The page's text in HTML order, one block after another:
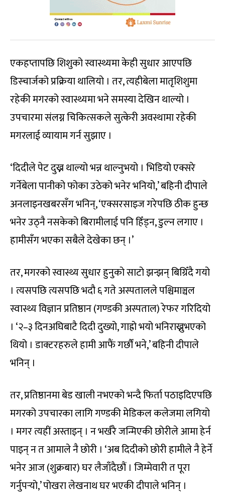
एकहप्तापछि शिशुको स्वास्थ्यमा केही सुधार आएपछि
डिस्चार्जको प्रक्रिया थालियो । तर, त्यहीबेला मातृशिशुमा
रहेकी मगरको स्वास्थ्यमा भने समस्या देखिन थाल्यो ।
उपचारमा संलग्न चिकित्सकले सुत्केरी अवस्थामा रहेकी
मगरलाई व्यायाम गर्न सुझाए ।
‘दिदीले पेट दुख्न थाल्यो भन्न थाल्नुभयो । भिडियो एक्सरे
गर्नेबेला पानीको फोका उठेको भनेर भनियो,’ बहिनी दीपाले
अनलाइनखबरसँग भनिन्, ‘एक्सरसाइज गरेपछि ठीक हुन्छ
भनेर उठ्नै नसकेको बिरामीलाई पनि हिँड्न, डुल्न लगाए ।
हामीसँग भएका सबैले देखेका छन् ।’
तर, मगरको स्वास्थ्य सुधार हुनुको साटो झन्झन् बिग्रिँदै गयो
। त्यसपछि त्यसपछि भदौ ६ गते अस्पतालले पश्चिमाञ्चल
स्वास्थ्य विज्ञान प्रतिष्ठान (गण्डकी अस्पताल) रेफर गरिदियो
। ‘२–३ दिनअघिबाटै दिदी दुख्यो, गाह्रो भयो भनिराख्नुभएको
थियो । डाक्टरहरुले हामी आफैं गर्छौं भने,’ बहिनी दीपाले
भनिन् ।
तर, प्रतिष्ठानमा बेड खाली नभएको भन्दै फिर्ता पठाइदिएपछि
मगरको उपचारका लागि गण्डकी मेडिकल कलेजमा लगियो
। मगर त्यहीं अस्ताइन् । न भर्खरै जन्मिएकी छोरीले आमा हेर्न
पाइन् न त आमाले नै छोरी । ‘अब दिदीको छोरी हामीले नै हेर्ने
भनेर आज (शुक्रबार) घर लैजाँदैछौं । जिम्मेवारी त पूरा
गर्नुपर्‍यो,’ पोखरा लेखनाथ घर भएकी दीपाले भनिन् ।